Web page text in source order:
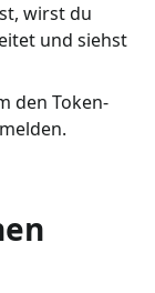
wirst du
und siehst
den Token-